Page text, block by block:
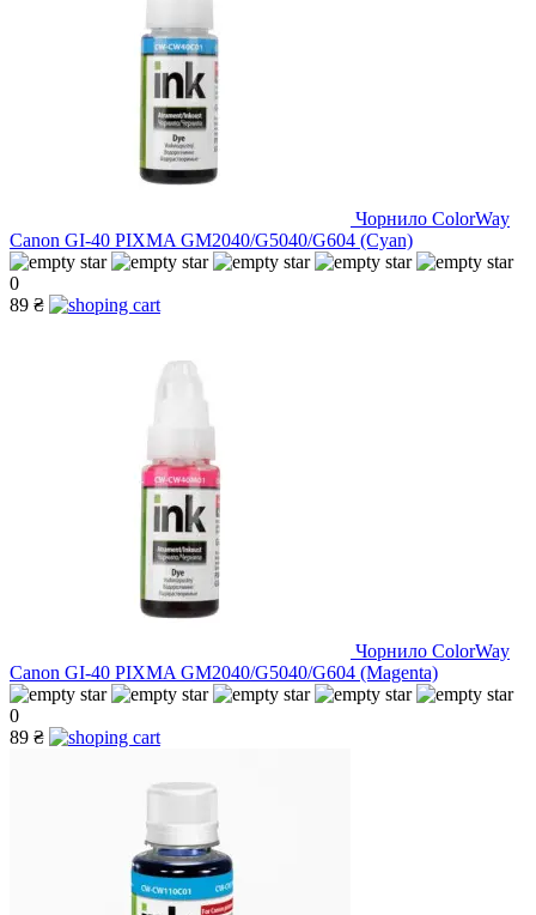
Чорнило ColorWay
Canon GI-40 PIXMA GM2040/G5040/G604 (Cyan)
0
89 ₴
Чорнило ColorWay
Canon GI-40 PIXMA GM2040/G5040/G604 (Magenta)
0
89 ₴